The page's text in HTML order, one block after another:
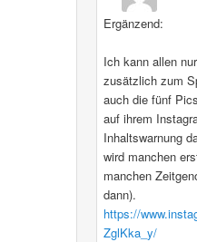
Ergänzend:
Ich kann allen
zusätzlich zum
auch die fünf
auf ihrem
Inhaltswarnung
wird manchen
manchen
dann).
https://
ZglKka_y/